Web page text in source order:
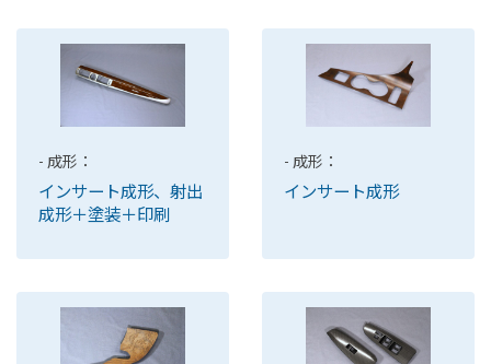
- 成形：
インサート成形、射出
成形＋塗装＋印刷
- 成形：
インサート成形